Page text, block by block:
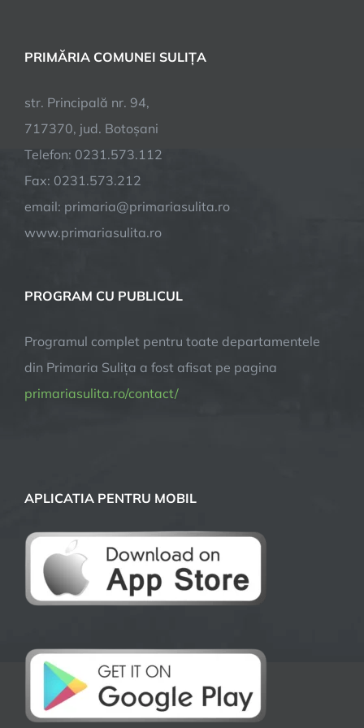
PRIMĂRIA COMUNEI SULIȚA
str. Principală nr. 94,
717370, jud. Botoșani
Telefon: 0231.573.112
Fax: 0231.573.212
email: primaria@primariasulita.ro
www.primariasulita.ro
PROGRAM CU PUBLICUL
Programul complet pentru toate departamentele
din Primaria Sulița a fost afisat pe pagina
primariasulita.ro/contact/
APLICATIA PENTRU MOBIL